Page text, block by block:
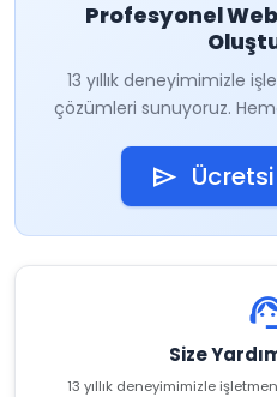
Profesyonel
13 yıllık deneyimimizle
çözümleri sunuyoruz.
send
Size
13 yıllık deneyimimizle